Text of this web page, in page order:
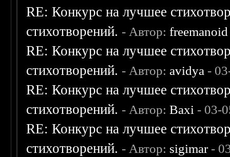
RE: Конкурс на лучшее
стихотворений. - Автор:freemanoid
RE: Конкурс на лучшее
стихотворений. - Автор: avidya -
RE: Конкурс на лучшее
стихотворений. - Автор:Baxi - 03-
RE: Конкурс на лучшее
стихотворений. - Автор: sigimar-